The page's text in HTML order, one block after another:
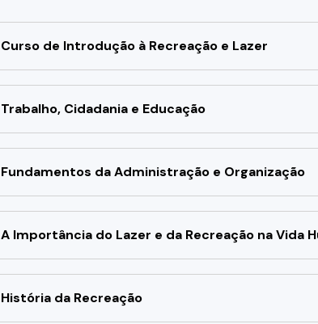
Curso de Introdução à Recreação e Lazer
Trabalho, Cidadania e Educação
Fundamentos da Administração e Organização
A Importância do Lazer e da Recreação na Vida
História da Recreação